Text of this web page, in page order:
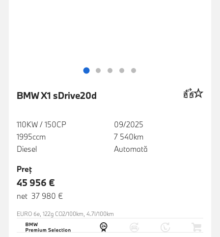
BMW X1 sDrive20d
110KW / 150CP
1995ccm
Diesel
09/2025
7 540km
Automată
Preţ
45 956 €
net 37 980 €
EURO 6e, 122g CO2/100km, 4.7l/100km